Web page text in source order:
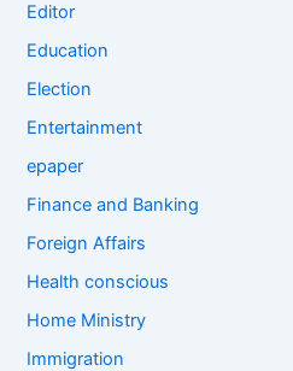
Editor
Education
Election
Entertainment
epaper
Finance and Banking
Foreign Affairs
Health conscious
Home Ministry
Immigration